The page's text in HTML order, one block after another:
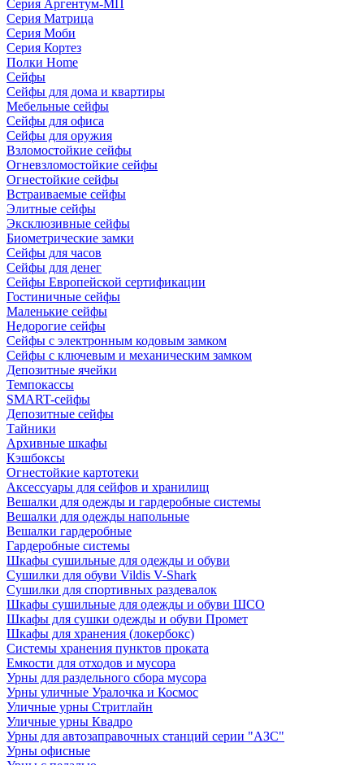
Серия Аргентум-МП
Серия Матрица
Серия Моби
Серия Кортез
Полки Home
Сейфы
Сейфы для дома и квартиры
Мебельные сейфы
Сейфы для офиса
Сейфы для оружия
Взломостойкие сейфы
Огневзломостойкие сейфы
Огнестойкие сейфы
Встраиваемые сейфы
Элитные сейфы
Эксклюзивные сейфы
Биометрические замки
Сейфы для часов
Сейфы для денег
Сейфы Европейской сертификации
Гостиничные сейфы
Маленькие сейфы
Недорогие сейфы
Сейфы с электронным кодовым замком
Сейфы с ключевым и механическим замком
Депозитные ячейки
Темпокассы
SMART-сейфы
Депозитные сейфы
Тайники
Архивные шкафы
Кэшбоксы
Огнестойкие картотеки
Аксессуары для сейфов и хранилищ
Вешалки для одежды и гардеробные системы
Вешалки для одежды напольные
Вешалки гардеробные
Гардеробные системы
Шкафы сушильные для одежды и обуви
Сушилки для обуви Vildis V-Shark
Сушилки для спортивных раздевалок
Шкафы сушильные для одежды и обуви ШСО
Шкафы для сушки одежды и обуви Промет
Шкафы для хранения (локербокс)
Системы хранения пунктов проката
Емкости для отходов и мусора
Урны для раздельного сбора мусора
Урны уличные Уралочка и Космос
Уличные урны Стритлайн
Уличные урны Квадро
Урны для автозаправочных станций серии "АЗС"
Урны офисные